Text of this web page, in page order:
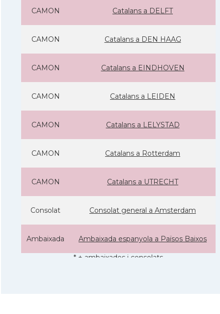
CAMON Catalans a DELFT
CAMON Catalans a DEN HAAG
CAMON Catalans a EINDHOVEN
CAMON Catalans a LEIDEN
CAMON Catalans a LELYSTAD
CAMON Catalans a Rotterdam
CAMON Catalans a UTRECHT
Consolat Consolat general a Amsterdam
Ambaixada Ambaixada espanyola a Països Baixos
* + ambaixades i consolats